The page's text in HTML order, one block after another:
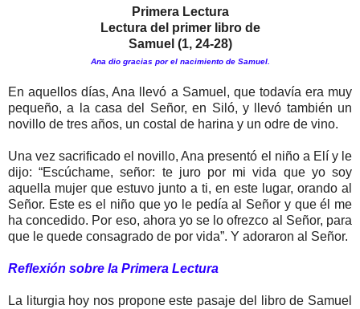
Primera Lectura
Lectura del primer libro de
Samuel (1, 24-28)
Ana dio gracias por el nacimiento de Samuel.
En aquellos días, Ana llevó a Samuel, que todavía era muy
pequeño, a la casa del Señor, en Siló, y llevó también un
novillo de tres años, un costal de harina y un odre de vino.
Una vez sacrificado el novillo, Ana presentó el niño a Elí y le
dijo: “Escúchame, señor: te juro por mi vida que yo soy
aquella mujer que estuvo junto a ti, en este lugar, orando al
Señor. Este es el niño que yo le pedía al Señor y que él me
ha concedido. Por eso, ahora yo se lo ofrezco al Señor, para
que le quede consagrado de por vida”. Y adoraron al Señor.
Reflexión sobre la Primera Lectura
La liturgia hoy nos propone este pasaje del libro de Samuel